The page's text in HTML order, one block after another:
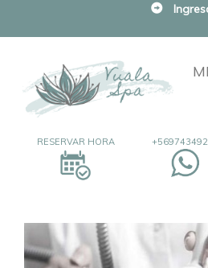
RESERVAR HORA